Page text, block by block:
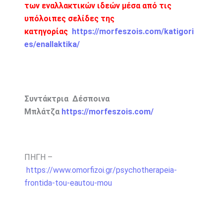
των εναλλακτικών ιδεών μέσα από τις
υπόλοιπες σελίδες της
κατηγορίας https://morfeszois.com/katigori
es/enallaktika/
Συντάκτρια Δέσποινα
Μπλάτζα https://morfeszois.com/
ΠΗΓΗ –
https://www.omorfizoi.gr/psychotherapeia-
frontida-tou-eautou-mou